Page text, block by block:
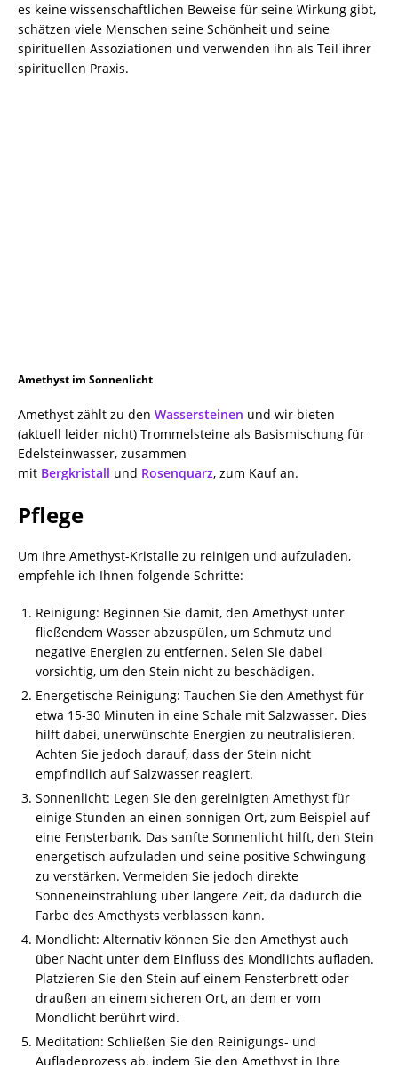
es keine wissenschaftlichen Beweise für seine Wirkung gibt,
schätzen viele Menschen seine Schönheit und seine
spirituellen Assoziationen und verwenden ihn als Teil ihrer
spirituellen Praxis.
Amethyst im Sonnenlicht
Amethyst zählt zu den Wassersteinen und wir bieten
(aktuell leider nicht) Trommelsteine als Basismischung für
Edelsteinwasser, zusammen
mit Bergkristall und Rosenquarz, zum Kauf an.
Pflege
Um Ihre Amethyst-Kristalle zu reinigen und aufzuladen,
empfehle ich Ihnen folgende Schritte:
Reinigung: Beginnen Sie damit, den Amethyst unter
fließendem Wasser abzuspülen, um Schmutz und
negative Energien zu entfernen. Seien Sie dabei
vorsichtig, um den Stein nicht zu beschädigen.
Energetische Reinigung: Tauchen Sie den Amethyst für
etwa 15-30 Minuten in eine Schale mit Salzwasser. Dies
hilft dabei, unerwünschte Energien zu neutralisieren.
Achten Sie jedoch darauf, dass der Stein nicht
empfindlich auf Salzwasser reagiert.
Sonnenlicht: Legen Sie den gereinigten Amethyst für
einige Stunden an einen sonnigen Ort, zum Beispiel auf
eine Fensterbank. Das sanfte Sonnenlicht hilft, den Stein
energetisch aufzuladen und seine positive Schwingung
zu verstärken. Vermeiden Sie jedoch direkte
Sonneneinstrahlung über längere Zeit, da dadurch die
Farbe des Amethysts verblassen kann.
Mondlicht: Alternativ können Sie den Amethyst auch
über Nacht unter dem Einfluss des Mondlichts aufladen.
Platzieren Sie den Stein auf einem Fensterbrett oder
draußen an einem sicheren Ort, an dem er vom
Mondlicht berührt wird.
Meditation: Schließen Sie den Reinigungs- und
Aufladeprozess ab, indem Sie den Amethyst in Ihre